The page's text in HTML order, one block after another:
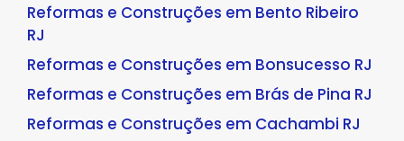
Reformas e Construções em Bento Ribeiro
RJ
Reformas e Construções em Bonsucesso RJ
Reformas e Construções em Brás de Pina RJ
Reformas e Construções em Cachambi RJ